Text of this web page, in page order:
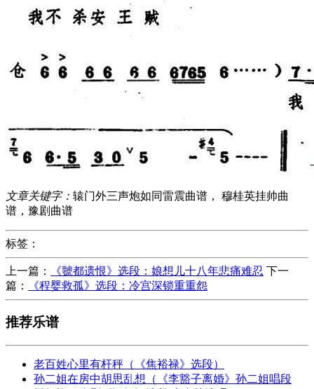
文章关键字： 辕门外三声炮如同雷震曲谱， 穆桂英挂帅曲
谱，豫剧曲谱
标签：
上一篇： 《虢都遗恨》选段：娘想儿十八年悲痛难忍 下一
篇：
《程婴救孤》选段：冷宫深锁重重怨
推荐乐谱
老百姓心里有杆秤（《焦裕禄》选段）
孙二姐在房中胡思乱想（《李豁子离婚》孙二姐唱段